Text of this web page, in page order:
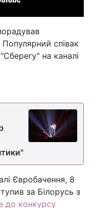
співак
на каналі
Євробачення, 8
за Білорусь з
до конкурсу